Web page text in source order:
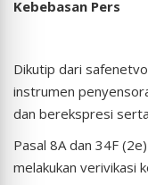
Kebebasan Pers
Dikutip dari
instrumen
dan berekspresi
Pasal 8A dan 34F
melakukan verivikasi